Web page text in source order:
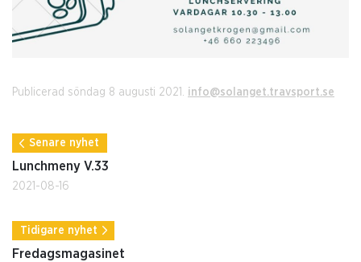
Publicerad söndag 8 augusti 2021. info@solanget.travsport.se
Senare nyhet
Lunchmeny V.33
2021-08-16
Tidigare nyhet
Fredagsmagasinet